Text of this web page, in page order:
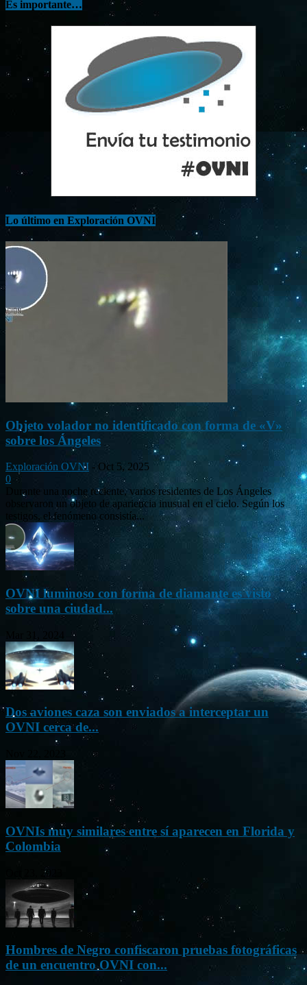
Es importante…
Lo último en Exploración OVNI
Objeto volador no identificado con forma de «V»
sobre los Ángeles
Exploración OVNI - Oct 5, 2025
0
Durante una noche reciente, varios residentes de Los Ángeles
observaron un objeto de apariencia inusual en el cielo. Según los
testigos, el fenómeno consistía...
OVNI luminoso con forma de diamante es visto
sobre una ciudad...
Dos aviones caza son enviados a interceptar un
OVNI cerca de...
OVNIs muy similares entre sí aparecen en Florida y
Colombia
Oct 23, 2023
Hombres de Negro confiscaron pruebas fotográficas
de un encuentro OVNI con...